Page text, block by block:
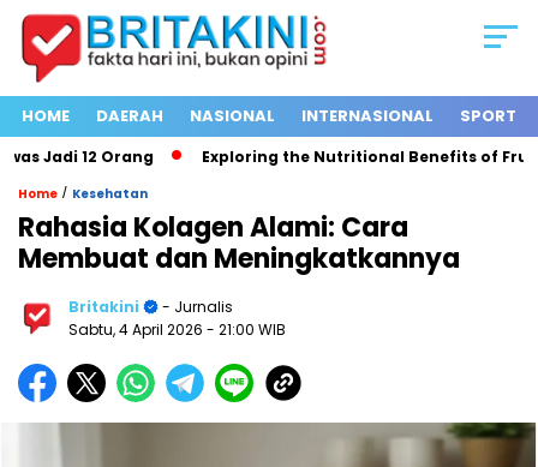
HOME DAERAH NASIONAL INTERNASIONAL SPORT
12 Orang Exploring the Nutritional Benefits of Fruits
Home / Kesehatan
Rahasia Kolagen Alami: Cara
Membuat dan Meningkatkannya
Britakini
- Jurnalis
Sabtu, 4 April 2026 - 21:00 WIB